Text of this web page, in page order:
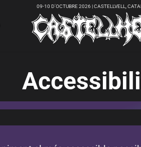
09-10 D'OCTUBRE 2026 | CASTELLVELL,